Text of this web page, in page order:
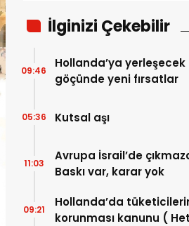
İlginizi Çekebilir
Hollanda’ya yerleşecek beyin
göçünde yeni fırsatlar
09:46
Kutsal aşı
05:36
Avrupa İsrail’de
Baskı var, karar yok
11:03
Hollanda’da
korunması kanunu ( Het
09:21